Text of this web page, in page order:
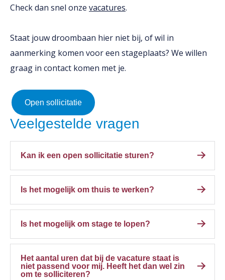
Check dan snel onze vacatures.
Staat jouw droombaan hier niet bij, of wil in
aanmerking komen voor een stageplaats? We willen
graag in contact komen met je.
Open sollicitatie
Veelgestelde vragen
Kan ik een open sollicitatie sturen?
Ja dat kan! Tussen onze vacature vind je de
vacature 'open sollicitatie'. Daarnaast wordt
deze ook onderaan de lijst met alle vacatures
weergegeven.
Is het mogelijk om thuis te werken?
Dit is per vacature en positie verschillend. Over
het algemeen is het in de productie niet mogelijk
om thuis te werken. Op kantoor is dit vaak wel
mogelijk met een maximum van 2 dagen per
week, bij een fulltime functie.
Is het mogelijk om stage te lopen?
Ja! We hebben diverse stage vacatures open
staan. Wil je stage lopen, maar staat jouw
vacature er niet tussen? Laat het ons weten
Het aantal uren dat bij de vacature staat is
niet passend voor mij. Heeft het dan wel zin
om te solliciteren?